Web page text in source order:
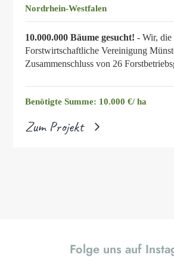
Nordrhein-Westfalen
10.000.000 Bäume gesucht!- Wir, die
Forstwirtschaftliche Vereinigung
Zusammenschluss von 26
Benötigte Summe: 10.000 €/ ha
Zum Projekt
Folge uns auf